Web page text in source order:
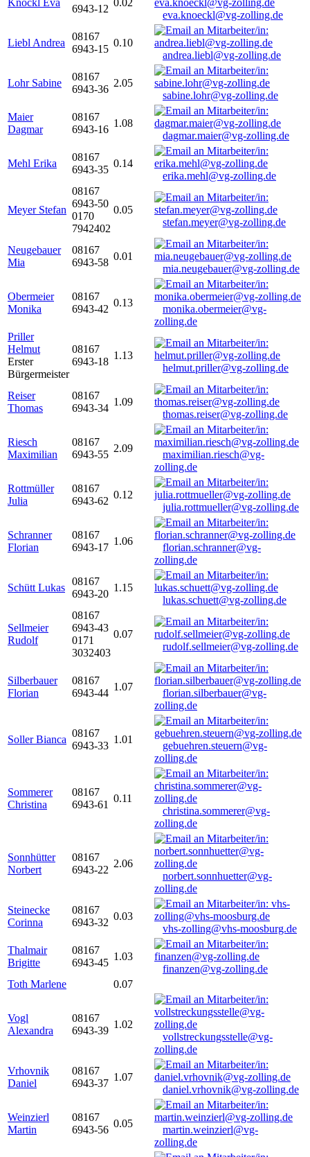
Knöckl Eva
6943-12
0.02
eva.knoeckl@vg-zolling.de
Liebl Andrea
08167
6943-15
0.10
andrea.liebl@vg-zolling.de
Lohr Sabine
08167
6943-36
2.05
sabine.lohr@vg-zolling.de
Maier
Dagmar
08167
6943-16
1.08
dagmar.maier@vg-zolling.de
Mehl Erika
08167
6943-35
0.14
erika.mehl@vg-zolling.de
Meyer Stefan
08167
6943-50
0170
7942402
0.05
stefan.meyer@vg-zolling.de
Neugebauer
Mia
08167
6943-58
0.01
mia.neugebauer@vg-zolling.de
Obermeier
Monika
08167
6943-42
0.13
monika.obermeier@vg-
zolling.de
Priller
Helmut
Erster
Bürgermeister
08167
6943-18
1.13
helmut.priller@vg-zolling.de
Reiser
Thomas
08167
6943-34
1.09
thomas.reiser@vg-zolling.de
Riesch
Maximilian
08167
6943-55
2.09
maximilian.riesch@vg-
zolling.de
Rottmüller
Julia
08167
6943-62
0.12
julia.rottmueller@vg-zolling.de
Schranner
Florian
08167
6943-17
1.06
florian.schranner@vg-
zolling.de
Schütt Lukas
08167
6943-20
1.15
lukas.schuett@vg-zolling.de
Sellmeier
Rudolf
08167
6943-43
0171
3032403
0.07
rudolf.sellmeier@vg-zolling.de
Silberbauer
Florian
08167
6943-44
1.07
florian.silberbauer@vg-
zolling.de
Soller Bianca
08167
6943-33
1.01
gebuehren.steuern@vg-
zolling.de
Sommerer
Christina
08167
6943-61
0.11
christina.sommerer@vg-
zolling.de
Sonnhütter
Norbert
08167
6943-22
2.06
norbert.sonnhuetter@vg-
zolling.de
Steinecke
Corinna
08167
6943-32
0.03
vhs-zolling@vhs-moosburg.de
Thalmair
Brigitte
08167
6943-45
1.03
finanzen@vg-zolling.de
Toth Marlene
0.07
Vogl
Alexandra
08167
6943-39
1.02
vollstreckungsstelle@vg-
zolling.de
Vrhovnik
Daniel
08167
6943-37
1.07
daniel.vrhovnik@vg-zolling.de
Weinzierl
Martin
08167
6943-56
0.05
martin.weinzierl@vg-
zolling.de